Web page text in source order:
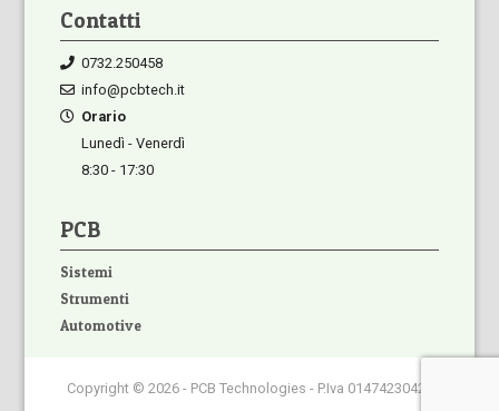
Contatti
0732.250458
info@pcbtech.it
Orario
Lunedì - Venerdì
8:30 - 17:30
PCB
Sistemi
Strumenti
Automotive
Copyright © 2026 - PCB Technologies - P.Iva 01474230420